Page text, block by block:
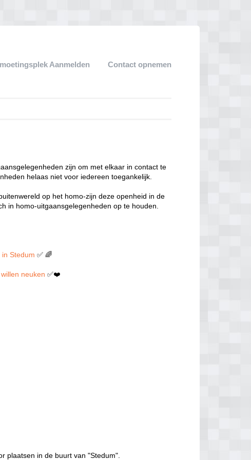
Aanmelden Contact opnemen
zijn om met elkaar in contact te
helaas niet voor iedereen toegankelijk.
op het homo-zijn deze openheid in de
in homo-uitgaansgelegenheden op te houden.
Stedum ✅ 🌈
willen neuken✅❤️
plaatsen in de buurt van "Stedum".